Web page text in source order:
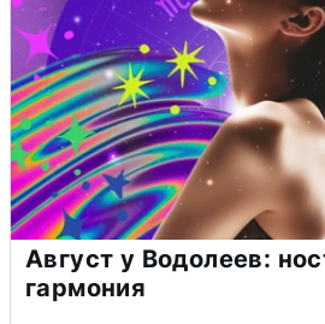
Август у Водолеев:
гармония